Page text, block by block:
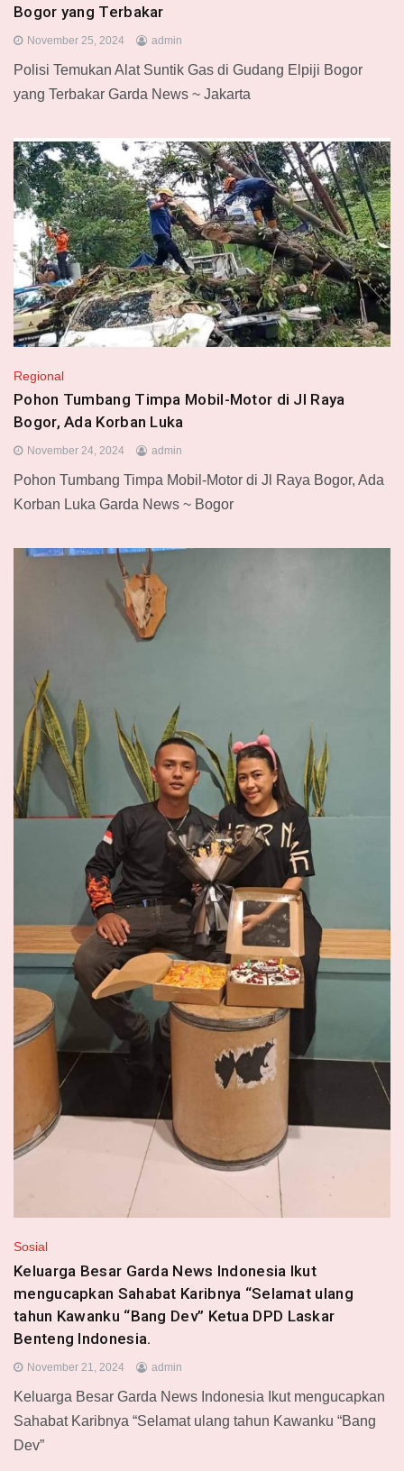
Bogor yang Terbakar
November 25, 2024 admin
Polisi Temukan Alat Suntik Gas di Gudang Elpiji Bogor
yang Terbakar Garda News ~ Jakarta
Regional
Pohon Tumbang Timpa Mobil-Motor di Jl Raya
Bogor, Ada Korban Luka
November 24, 2024 admin
Pohon Tumbang Timpa Mobil-Motor di Jl Raya Bogor, Ada
Korban Luka Garda News ~ Bogor
Sosial
Keluarga Besar Garda News Indonesia Ikut
mengucapkan Sahabat Karibnya “Selamat ulang
tahun Kawanku “Bang Dev” Ketua DPD Laskar
Benteng Indonesia.
November 21, 2024 admin
Keluarga Besar Garda News Indonesia Ikut mengucapkan
Sahabat Karibnya “Selamat ulang tahun Kawanku “Bang
Dev”